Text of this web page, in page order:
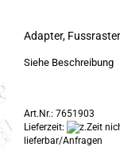
Adapter,
Siehe Beschreibung
Art.Nr.: 7651903
Lieferzeit:
lieferbar/Anfragen